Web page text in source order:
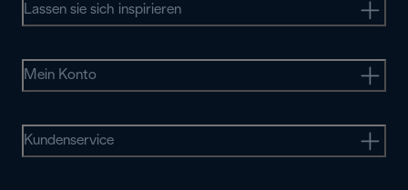
Lassen sie sich inspirieren
Mein Konto
Kundenservice